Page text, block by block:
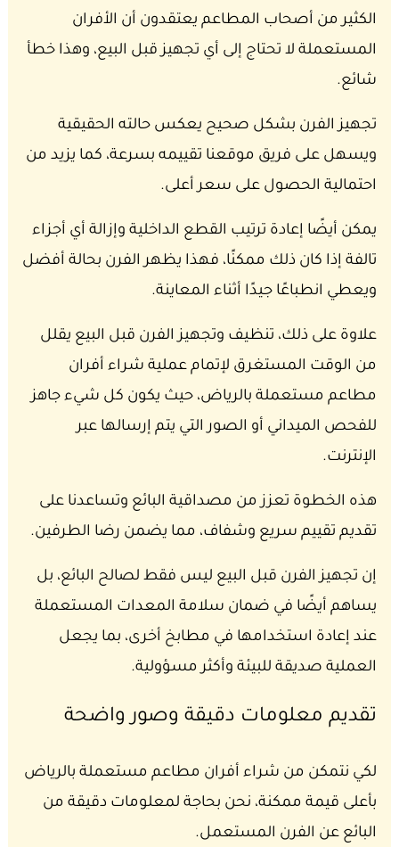
الكثير من أصحاب المطاعم يعتقدون أن الأفران
المستعملة لا تحتاج إلى أي تجهيز قبل البيع، وهذا خطأ
شائع.
تجهيز الفرن بشكل صحيح يعكس حالته الحقيقية
ويسهل على فريق موقعنا تقييمه بسرعة، كما يزيد من
احتمالية الحصول على سعر أعلى.
يمكن أيضًا إعادة ترتيب القطع الداخلية وإزالة أي أجزاء
تالفة إذا كان ذلك ممكنًا، فهذا يظهر الفرن بحالة أفضل
ويعطي انطباعًا جيدًا أثناء المعاينة.
علاوة على ذلك، تنظيف وتجهيز الفرن قبل البيع يقلل
من الوقت المستغرق لإتمام عملية شراء أفران
مطاعم مستعملة بالرياض، حيث يكون كل شيء جاهز
للفحص الميداني أو الصور التي يتم إرسالها عبر
الإنترنت.
هذه الخطوة تعزز من مصداقية البائع وتساعدنا على
تقديم تقييم سريع وشفاف، مما يضمن رضا الطرفين.
إن تجهيز الفرن قبل البيع ليس فقط لصالح البائع، بل
يساهم أيضًا في ضمان سلامة المعدات المستعملة
عند إعادة استخدامها في مطابخ أخرى، بما يجعل
العملية صديقة للبيئة وأكثر مسؤولية.
تقديم معلومات دقيقة وصور واضحة
لكي نتمكن من شراء أفران مطاعم مستعملة بالرياض
بأعلى قيمة ممكنة، نحن بحاجة لمعلومات دقيقة من
البائع عن الفرن المستعمل.